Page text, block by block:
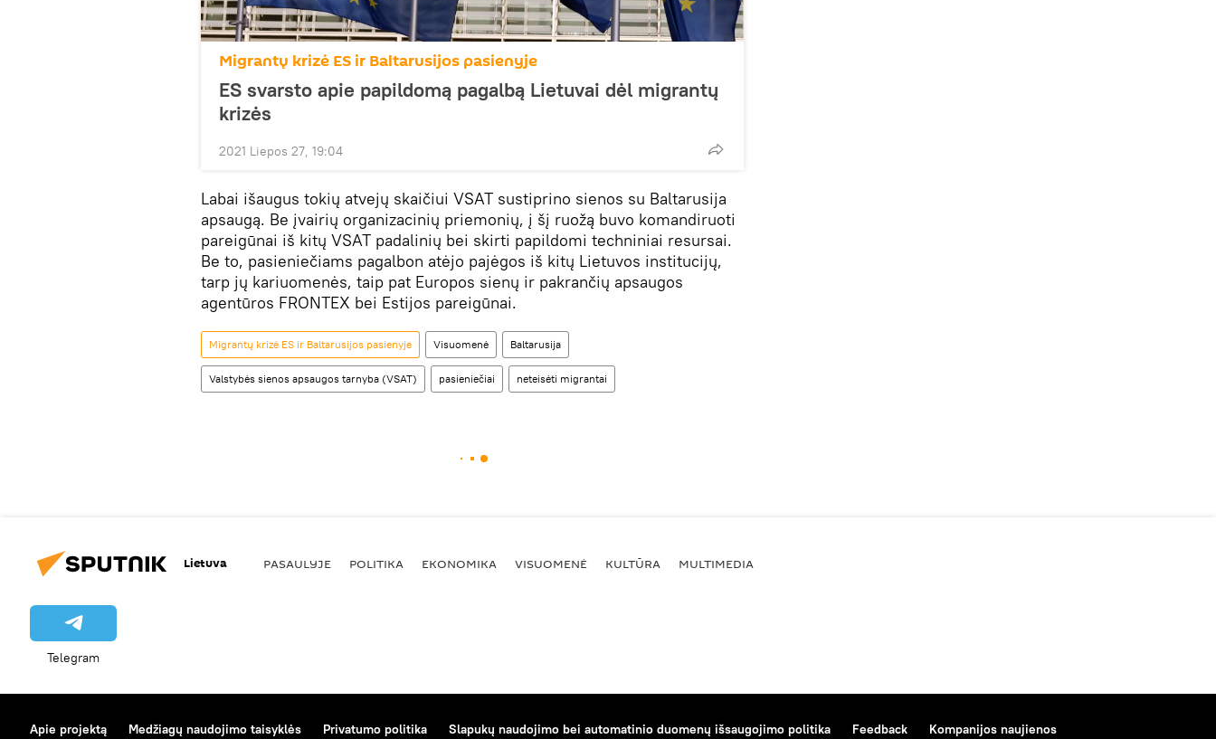
Migrantų krizė ES ir Baltarusijos pasienyje
ES svarsto apie papildomą pagalbą Lietuvai dėl migrantų
krizės
2021 Liepos 27, 19:04
Labai išaugus tokių atvejų skaičiui VSAT sustiprino sienos su Baltarusija
apsaugą. Be įvairių organizacinių priemonių, į šį ruožą buvo komandiruoti
pareigūnai iš kitų VSAT padalinių bei skirti papildomi techniniai resursai.
Be to, pasieniečiams pagalbon atėjo pajėgos iš kitų Lietuvos institucijų,
tarp jų kariuomenės, taip pat Europos sienų ir pakrančių apsaugos
agentūros FRONTEX bei Estijos pareigūnai.
Migrantų krizė ES ir Baltarusijos pasienyje Visuomenė Baltarusija
Valstybės sienos apsaugos tarnyba (VSAT) pasieniečiai neteisėti migrantai
Lietuva PASAULYJE POLITIKA EKONOMIKA VISUOMENĖ KULTŪRA MULTIMEDIA
Telegram
Apie projektą Medžiagų naudojimo taisyklės Privatumo politika Slapukų naudojimo bei automatinio duomenų išsaugojimo politika Feedback Kompanijos naujienos